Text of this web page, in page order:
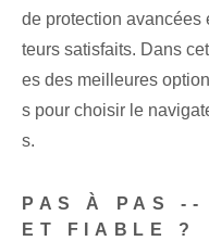
de protection avancées
teurs satisfaits. Dans
es des meilleures
s pour choisir le
s.
PAS À PAS --
ET FIABLE ?